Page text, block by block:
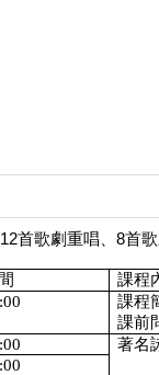
首歌劇重唱、8首
課程
課程
課前
著名